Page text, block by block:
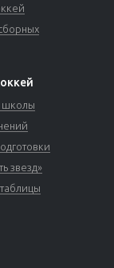
школы
звезд»